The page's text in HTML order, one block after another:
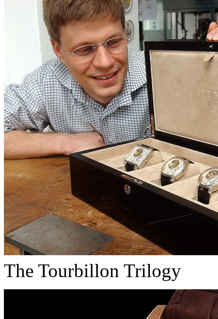
The Tourbillon Trilogy